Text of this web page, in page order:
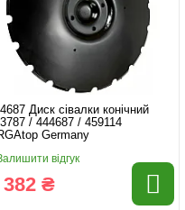
Диск сівалки конічний
/ 444687 / 459114
Germany
відгук
382 ₴